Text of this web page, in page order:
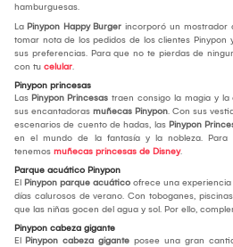
hamburguesas.
La Pinypon Happy Burger incorporó un mostrador
tomar nota de los pedidos de los clientes Pinypon
sus preferencias. Para que no te pierdas de
con tu celular.
Pinypon princesas
Las Pinypon Princesas traen consigo la magia y
sus encantadoras muñecas Pinypon. Con sus
escenarios de cuento de hadas, las Pinypon
en el mundo de la fantasía y la nobleza. Para
tenemos muñecas princesas de Disney.
Parque acuático Pinypon
El Pinypon parque acuático ofrece una
días calurosos de verano. Con toboganes,
que las niñas gocen del agua y sol. Por ello,
Pinypon cabeza gigante
El Pinypon cabeza gigante posee una gran